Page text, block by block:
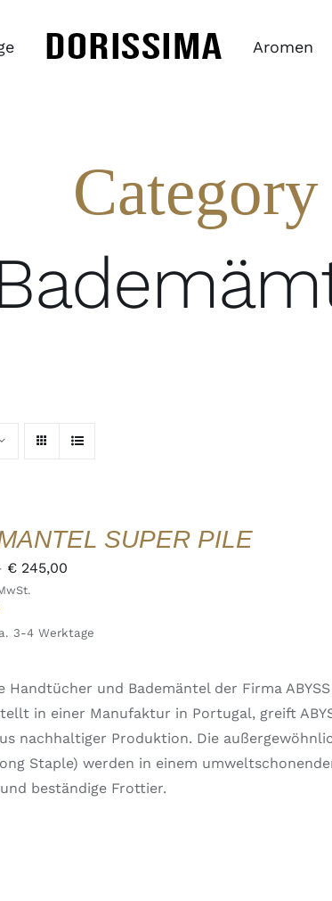
Aromen
Category
SUPER PILE
€245,00Preisspanne:
€ 245,00
3-4 Werktage
Handtücher und Bademäntel der Firma
in einer Manufaktur in Portugal, greift
nachhaltiger Produktion. Die
Staple) werden in einem
beständige Frottier.